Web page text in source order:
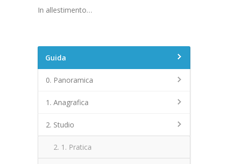
In allestimento…
Guida
0. Panoramica
1. Anagrafica
2. Studio
2. 1. Pratica